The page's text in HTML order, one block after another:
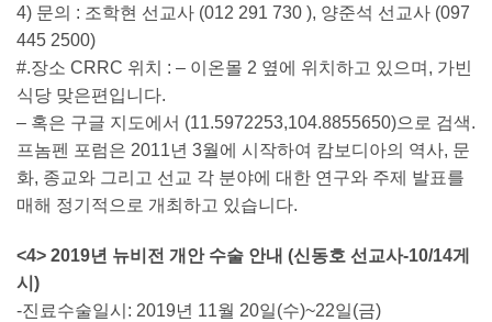
4) 문의 : 조학현 선교사 (012 291 730 ), 양준석 선교사 (097
445 2500)
#.장소 CRRC 위치 : – 이온몰 2 옆에 위치하고 있으며, 가빈
식당 맞은편입니다.
– 혹은 구글 지도에서 (11.5972253,104.8855650)으로 검색.
프놈펜 포럼은 2011년 3월에 시작하여 캄보디아의 역사, 문
화, 종교와 그리고 선교 각 분야에 대한 연구와 주제 발표를
매해 정기적으로 개최하고 있습니다.
<4> 2019년 뉴비전 개안 수술 안내 (신동호 선교사-10/14게
시)
-진료수술일시: 2019년 11월 20일(수)~22일(금)